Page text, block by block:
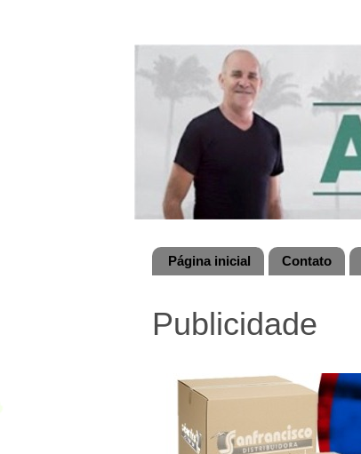
Página inicial Contato
Publicidade